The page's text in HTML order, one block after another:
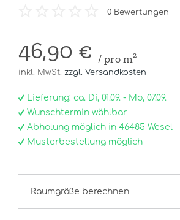
0 Bewertungen
46,90 € / pro m²
inkl. MwSt. zzgl. Versandkosten
Lieferung: ca. Di, 01.09. - Mo, 07.09.
Wunschtermin wählbar
Abholung möglich in 46485 Wesel
Musterbestellung möglich
Raumgröße berechnen